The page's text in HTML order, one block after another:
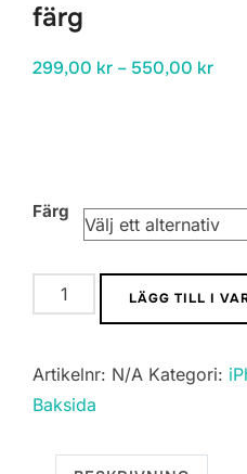
färg
299,00 kr – 550,00 kr
Färg
iPhone
16
Max
Baksida
LÄGG TILL I
Artikelnr: N/A Kategori:
Baksida